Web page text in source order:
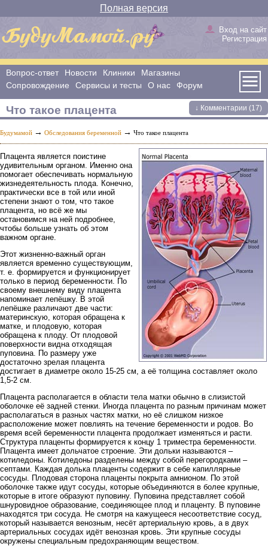
Полная версия
Вход на сайт
Регистрация
Вопрос-ответ Новости Клиники
Магазины
Сопровождение
Сервисы и тесты О нас Форум
↓ Комментарии (17)
Что такое плацента
Будумамой → Обследования беременной → Что такое плацента
Плацента является поистине
удивительным органом. Именно она
помогает обеспечивать нормальную
жизнедеятельность плода. Конечно,
практически все в той или иной
степени знают о том, что такое
плацента, но всё же мы
остановимся на ней подробнее,
чтобы больше узнать об этом
важном органе.
Этот жизненно-важный орган
является временно существующим,
т. е. формируется и функционирует
только в период беременности. По
своему внешнему виду плацента
напоминает лепёшку. В этой
лепёшке различают две части:
материнскую, которая обращена к
матке, и плодовую, которая
обращена к плоду. От плодовой
поверхности видна отходящая
пуповина. По размеру уже
достаточно зрелая плацента
достигает в диаметре около 15-25 см, а её толщина составляет около
1,5-2 см.
Плацента располагается в области тела матки обычно в слизистой
оболочке её задней стенки. Иногда плацента по разным причинам может
располагаться в разных частях матки, но её слишком низкое
расположение может повлиять на течение беременности и родов. Во
время всей беременности плацента продолжает изменяться и расти.
Структура плаценты формируется к концу 1 триместра беременности.
Плацента имеет дольчатое строение. Эти дольки называются –
котиледоны. Котиледоны разделены между собой перегородками –
септами. Каждая долька плаценты содержит в себе капиллярные
сосуды. Плодовая сторона плаценты покрыта амнионом. По этой
оболочке также идут сосуды, которые объединяются в более крупные,
которые в итоге образуют пуповину. Пуповина представляет собой
шнуровидное образование, соединяющее плод и плаценту. В пуповине
находятся три сосуда. Не смотря на кажущееся несоответствие сосуд,
который называется венозным, несёт артериальную кровь, а в двух
артериальных сосудах идёт венозная кровь. Эти крупные сосуды
окружены специальным предохраняющим веществом.